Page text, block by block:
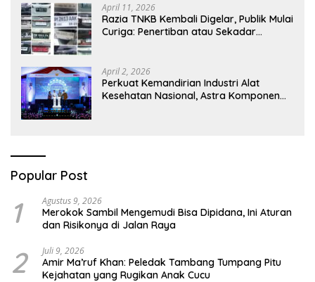
April 11, 2026
Razia TNKB Kembali Digelar, Publik Mulai
Curiga: Penertiban atau Sekadar
April 2, 2026
Perkuat Kemandirian Industri Alat
Kesehatan Nasional, Astra Komponen
Popular Post
1 Agustus 9, 2026
Merokok Sambil Mengemudi Bisa Dipidana, Ini Aturan
dan Risikonya di Jalan Raya
2 Juli 9, 2026
Amir Ma’ruf Khan: Peledak Tambang Tumpang Pitu
Kejahatan yang Rugikan Anak Cucu